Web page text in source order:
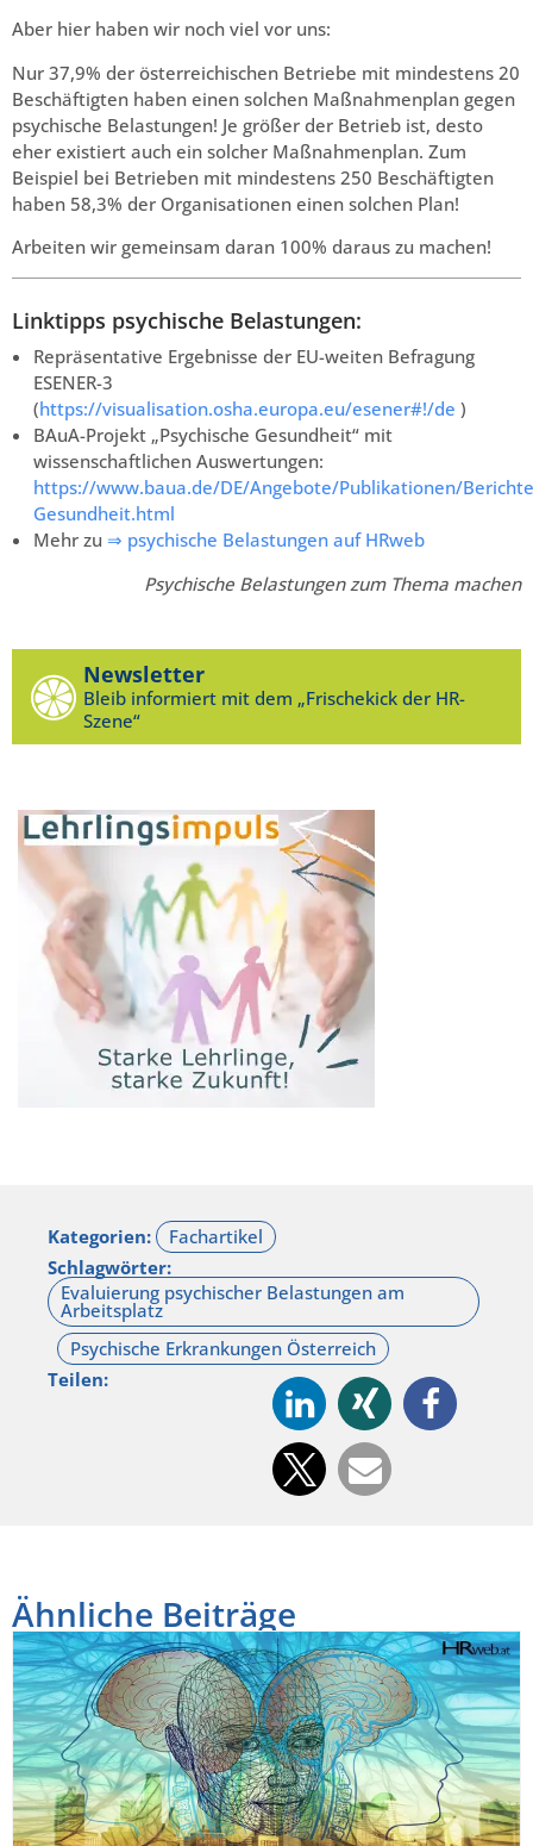
Aber hier haben wir noch viel vor uns:
Nur 37,9% der österreichischen Betriebe mit mindestens 20
Beschäftigten haben einen solchen Maßnahmenplan gegen
psychische Belastungen! Je größer der Betrieb ist, desto
eher existiert auch ein solcher Maßnahmenplan. Zum
Beispiel bei Betrieben mit mindestens 250 Beschäftigten
haben 58,3% der Organisationen einen solchen Plan!
Arbeiten wir gemeinsam daran 100% daraus zu machen!
Linktipps psychische Belastungen:
Repräsentative Ergebnisse der EU-weiten Befragung
ESENER-3
(https://visualisation.osha.europa.eu/esener#!/de )
BAuA-Projekt „Psychische Gesundheit“ mit
wissenschaftlichen Auswertungen:
https://www.baua.de/DE/Angebote/Publikationen/
Gesundheit.html
Mehr zu ⇒ psychische Belastungen auf HRweb
Psychische Belastungen zum Thema machen
Newsletter
Bleib informiert mit dem „Frischekick der HR-
Szene“
Kategorien:
Schlagwörter:
Teilen:
Ähnliche Beiträge